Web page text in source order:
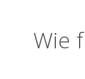
Wie